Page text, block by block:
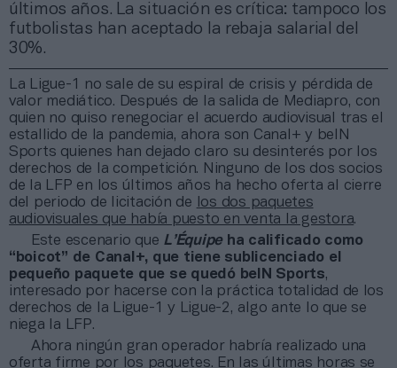
últimos años. La situación es crítica: tampoco los
futbolistas han aceptado la rebaja salarial del
30%.
La Ligue-1 no sale de su espiral de crisis y pérdida de
valor mediático. Después de la salida de Mediapro, con
quien no quiso renegociar el acuerdo audiovisual tras el
estallido de la pandemia, ahora son Canal+ y beIN
Sports quienes han dejado claro su desinterés por los
derechos de la competición. Ninguno de los dos socios
de la LFP en los últimos años ha hecho oferta al cierre
del periodo de licitación de
los dos paquetes
audiovisuales que había puesto en venta la gestora.
Este escenario que L’Équipe ha calificado como
“boicot” de Canal+, que tiene sublicenciado el
pequeño paquete que se quedó beIN Sports,
interesado por hacerse con la práctica totalidad de los
derechos de la Ligue-1 y Ligue-2, algo ante lo que se
niega la LFP.
Ahora ningún gran operador habría realizado una
oferta firme por los paquetes. En las últimas horas se